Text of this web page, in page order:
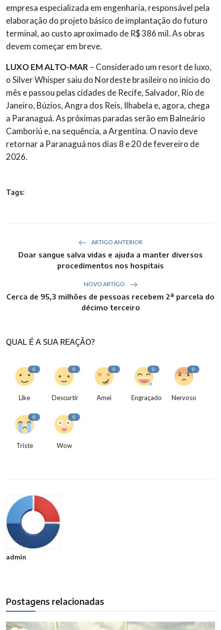
empresa especializada em engenharia, responsável pela
elaboração do projeto básico de implantação do futuro
terminal, ao custo aproximado de R$ 386 mil. As obras
devem começar em breve.
LUXO EM ALTO-MAR – Considerado um resort de luxo,
o Silver Whisper saiu do Nordeste brasileiro no início do
mês e passou pelas cidades de Recife, Salvador, Rio de
Janeiro, Búzios, Angra dos Reis, Ilhabela e, agora, chega
a Paranaguá. As próximas paradas serão em Balneário
Camboriú e, na sequência, a Argentina. O navio deve
retornar a Paranaguá nos dias 8 e 20 de fevereiro de
2026.
Tags:
ARTIGO ANTERIOR
Doar sangue salva vidas e ajuda a manter diversos
procedimentos nos hospitais
NOVO ARTIGO
Cerca de 95,3 milhões de pessoas recebem 2ª parcela do
décimo terceiro
QUAL É A SUA REAÇÃO?
0
Like
0
Descurtir
0
Amei
0
Engraçado
0
Nervoso
0
Triste
0
Wow
admin
Postagens relacionadas